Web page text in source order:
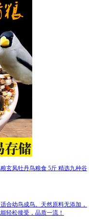
玄凤牡丹鸟粮食 5斤 精选九种谷
合幼鸟成鸟。天然原料无添加，
轻松接受，品质一流！